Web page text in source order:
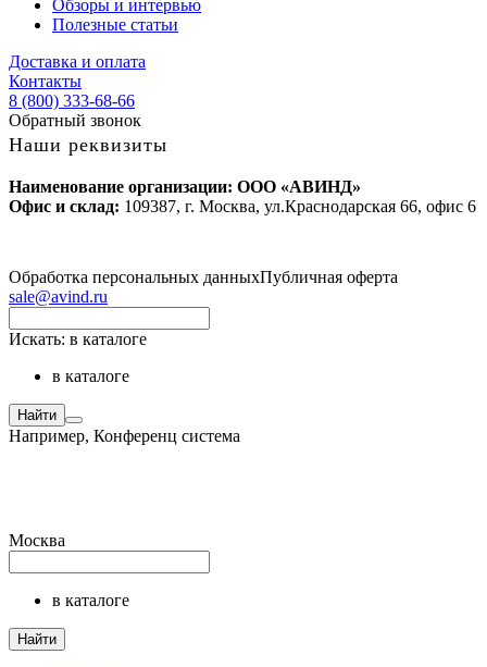
Обзоры и интервью
Полезные статьи
Доставка и оплата
Контакты
8 (800) 333-68-66
Обратный звонок
Наши реквизиты
Наименование организации: ООО «АВИНД»
Офис и склад: 109387, г. Москва, ул.Краснодарская 66, офис 6
Обработка персональных данныхПубличная оферта
sale@avind.ru
Искать: в каталоге
в каталоге
Найти
Например, Конференц система
Москва
в каталоге
Найти